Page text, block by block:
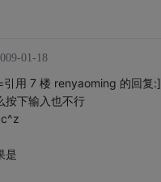
01-18
引用 7 楼 renyaoming 的回复:]
按下输入也不行
是